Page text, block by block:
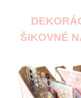
ŠIKOVNÉ